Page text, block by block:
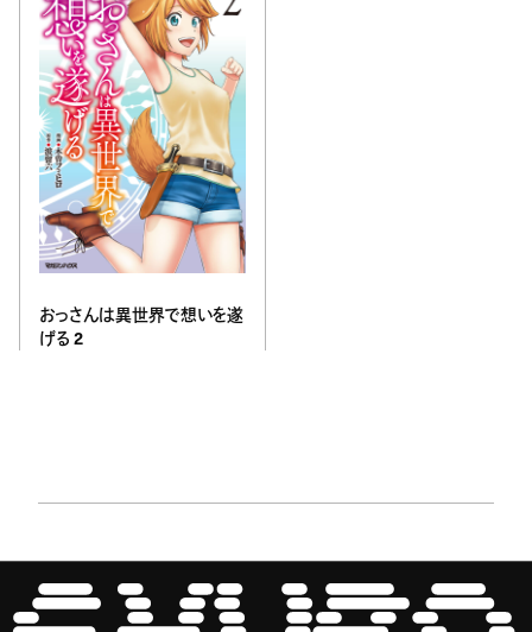
おっさんは異世界で想いを遂
げる 2